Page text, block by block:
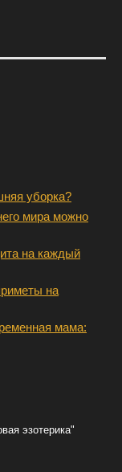
уборка?
мира можно
на каждый
на
мама:
эзотерика"